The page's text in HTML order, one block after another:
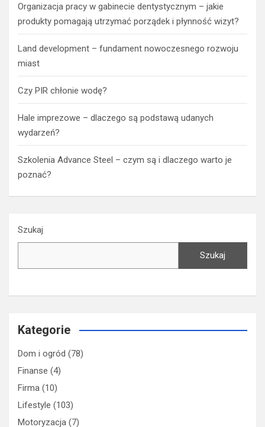
Organizacja pracy w gabinecie dentystycznym – jakie
produkty pomagają utrzymać porządek i płynność wizyt?
Land development – fundament nowoczesnego rozwoju
miast
Czy PIR chłonie wodę?
Hale imprezowe – dlaczego są podstawą udanych
wydarzeń?
Szkolenia Advance Steel – czym są i dlaczego warto je
poznać?
Szukaj
Szukaj
Kategorie
Dom i ogród (78)
Finanse (4)
Firma (10)
Lifestyle (103)
Motoryzacja (7)